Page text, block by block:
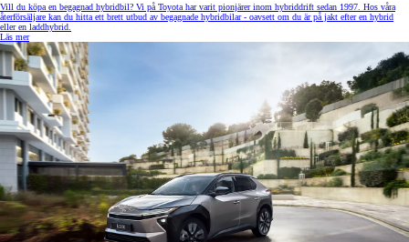
Vill du köpa en begagnad hybridbil? Vi på Toyota har varit pionjärer inom hybriddrift sedan 1997. Hos våra
återförsäljare kan du hitta ett brett utbud av begagnade hybridbilar - oavsett om du är på jakt efter en hybrid
eller en laddhybrid.
Läs mer